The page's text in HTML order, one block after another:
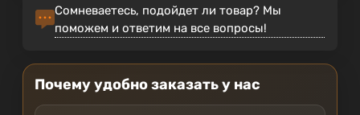
Сомневаетесь, подойдет ли товар? Мы
поможем и ответим на все вопросы!
Почему удобно заказать у нас